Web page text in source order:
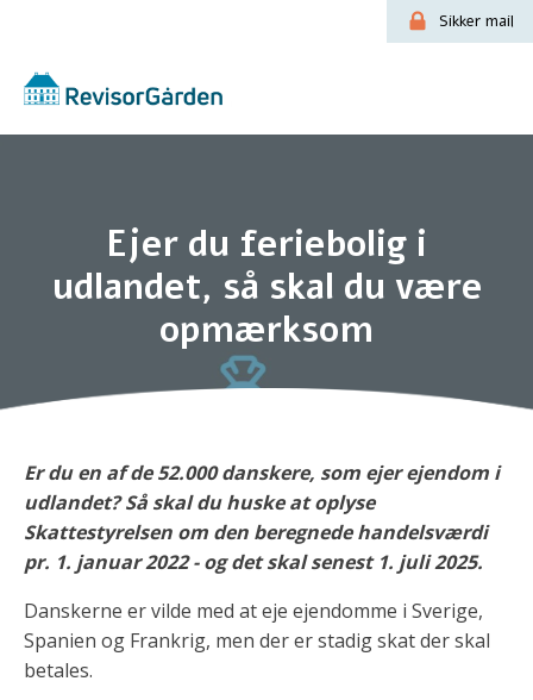
Sikker mail
Ejer du feriebolig i
udlandet, så skal du være
opmærksom
Er du en af de 52.000 danskere, som ejer ejendom i
udlandet? Så skal du huske at oplyse
Skattestyrelsen om den beregnede handelsværdi
pr. 1. januar 2022 - og det skal senest 1. juli 2025.
Danskerne er vilde med at eje ejendomme i Sverige,
Spanien og Frankrig, men der er stadig skat der skal
betales.